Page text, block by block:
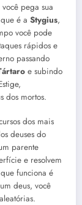
pega sua
é a Stygius,
você pode
rápidos e
passando
e subindo
dos mortos.
dos mais
deuses do
parente
e resolvem
funciona é
deus, você